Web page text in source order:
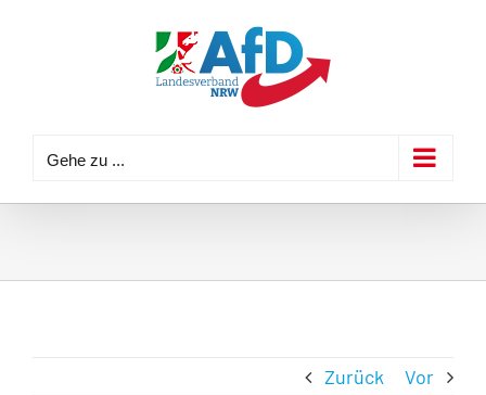
Gehe zu ...
Zurück Vor